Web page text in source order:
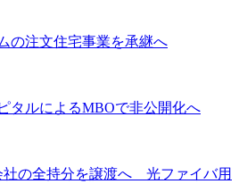
の注文住宅事業を承継へ
タルによるMBOで非公開化へ
社の全持分を譲渡へ 光ファイバ用